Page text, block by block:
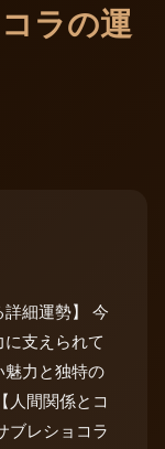
ラの運
詳細運勢】 今
支えられて
魅力と独特の
人間関係とコ
ブレショコラ